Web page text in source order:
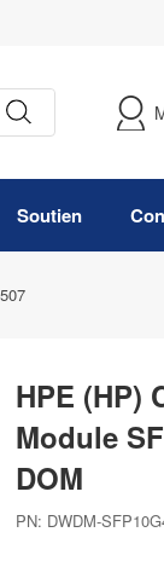
Soutien
HPE (HP)
Module
DOM
PN: DWDM-